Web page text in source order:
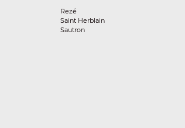
Rezé
Saint Herblain
Sautron